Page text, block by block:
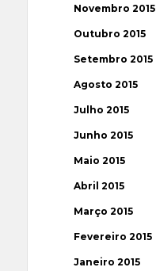
Novembro 2015
Outubro 2015
Setembro 2015
Agosto 2015
Julho 2015
Junho 2015
Maio 2015
Abril 2015
Março 2015
Fevereiro 2015
Janeiro 2015